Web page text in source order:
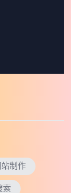
制作
索